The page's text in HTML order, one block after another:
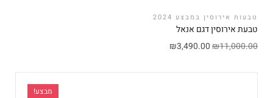
טבעות אירוסין במבצע 2024
טבעת אירוסין דגם אנאל
₪11,000.00
₪3,490.00
מבצע!